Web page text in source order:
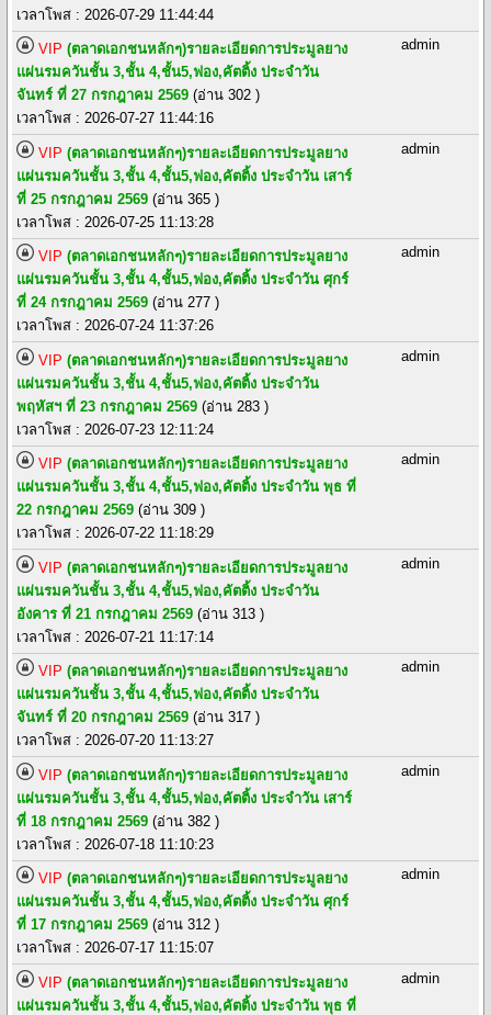
เวลาโพส : 2026-07-29 11:44:44
VIP (ตลาดเอกชนหลักๆ)รายละเอียดการประมูลยาง
แผ่นรมควันชั้น 3,ชั้น 4,ชั้น5,ฟอง,คัตติ้ง ประจำวัน
จันทร์ ที่ 27 กรกฎาคม 2569(อ่าน 302 )
เวลาโพส : 2026-07-27 11:44:16
admin
VIP (ตลาดเอกชนหลักๆ)รายละเอียดการประมูลยาง
แผ่นรมควันชั้น 3,ชั้น 4,ชั้น5,ฟอง,คัตติ้ง ประจำวัน เสาร์
ที่ 25 กรกฎาคม 2569(อ่าน 365 )
เวลาโพส : 2026-07-25 11:13:28
admin
VIP (ตลาดเอกชนหลักๆ)รายละเอียดการประมูลยาง
แผ่นรมควันชั้น 3,ชั้น 4,ชั้น5,ฟอง,คัตติ้ง ประจำวัน ศุกร์
ที่ 24 กรกฎาคม 2569(อ่าน 277 )
เวลาโพส : 2026-07-24 11:37:26
admin
VIP (ตลาดเอกชนหลักๆ)รายละเอียดการประมูลยาง
แผ่นรมควันชั้น 3,ชั้น 4,ชั้น5,ฟอง,คัตติ้ง ประจำวัน
พฤหัสฯ ที่ 23 กรกฎาคม 2569(อ่าน 283 )
เวลาโพส : 2026-07-23 12:11:24
admin
VIP (ตลาดเอกชนหลักๆ)รายละเอียดการประมูลยาง
แผ่นรมควันชั้น 3,ชั้น 4,ชั้น5,ฟอง,คัตติ้ง ประจำวัน พุธ ที่
22 กรกฎาคม 2569(อ่าน 309 )
เวลาโพส : 2026-07-22 11:18:29
admin
VIP (ตลาดเอกชนหลักๆ)รายละเอียดการประมูลยาง
แผ่นรมควันชั้น 3,ชั้น 4,ชั้น5,ฟอง,คัตติ้ง ประจำวัน
อังคาร ที่ 21 กรกฎาคม 2569(อ่าน 313 )
เวลาโพส : 2026-07-21 11:17:14
admin
VIP (ตลาดเอกชนหลักๆ)รายละเอียดการประมูลยาง
แผ่นรมควันชั้น 3,ชั้น 4,ชั้น5,ฟอง,คัตติ้ง ประจำวัน
จันทร์ ที่ 20 กรกฎาคม 2569(อ่าน 317 )
เวลาโพส : 2026-07-20 11:13:27
admin
VIP (ตลาดเอกชนหลักๆ)รายละเอียดการประมูลยาง
แผ่นรมควันชั้น 3,ชั้น 4,ชั้น5,ฟอง,คัตติ้ง ประจำวัน เสาร์
ที่ 18 กรกฎาคม 2569(อ่าน 382 )
เวลาโพส : 2026-07-18 11:10:23
admin
VIP (ตลาดเอกชนหลักๆ)รายละเอียดการประมูลยาง
แผ่นรมควันชั้น 3,ชั้น 4,ชั้น5,ฟอง,คัตติ้ง ประจำวัน ศุกร์
ที่ 17 กรกฎาคม 2569(อ่าน 312 )
เวลาโพส : 2026-07-17 11:15:07
admin
VIP (ตลาดเอกชนหลักๆ)รายละเอียดการประมูลยาง
แผ่นรมควันชั้น 3,ชั้น 4,ชั้น5,ฟอง,คัตติ้ง ประจำวัน พุธ ที่
admin